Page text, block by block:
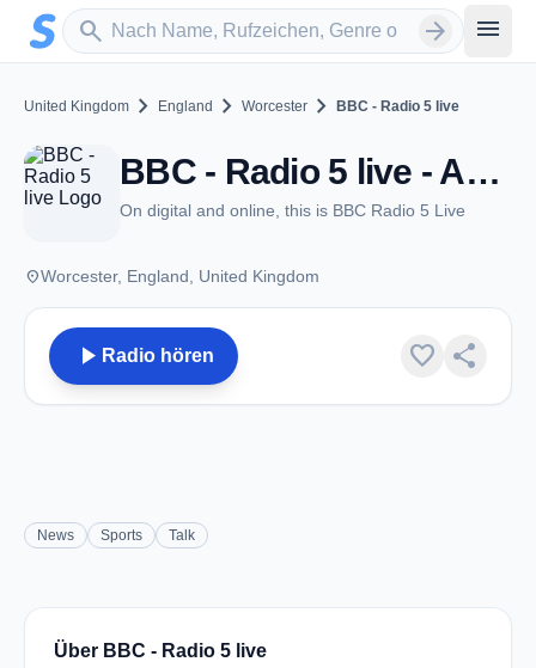
Zum Hauptinhalt springen
search
Sender suchen arrow_forward menu
United Kingdom chevron_right England chevron_right Worcester chevron_right BBC - Radio 5 live
BBC - Radio 5 live - AM 693 - Worcester
On digital and online, this is BBC Radio 5 Live
placeWorcester, England, United Kingdom
play_arrow Radio hören favorite share
News Sports Talk
Über BBC - Radio 5 live